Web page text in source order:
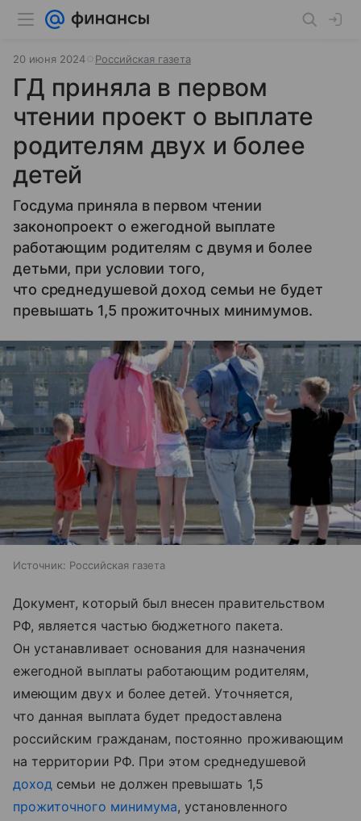
20 июня 2024 Российская газета
ГД приняла в первом
чтении проект о выплате
родителям двух и более
детей
Госдума приняла в первом чтении
законопроект о ежегодной выплате
работающим родителям с двумя и более
детьми, при условии того,
что среднедушевой доход семьи не будет
превышать 1,5 прожиточных минимумов.
Источник: Российская газета
Документ, который был внесен правительством
РФ, является частью бюджетного пакета.
Он устанавливает основания для назначения
ежегодной выплаты работающим родителям,
имеющим двух и более детей. Уточняется,
что данная выплата будет предоставлена
российским гражданам, постоянно проживающим
на территории РФ. При этом среднедушевой
доход семьи не должен превышать 1,5
прожиточного минимума, установленного